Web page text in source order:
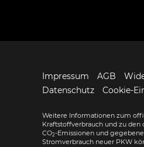
Impressum AGB
Datenschutz
Cookie-
Weitere Informationen zum
Kraftstoffverbrauch und zu
CO2-Emissionen und
Stromverbrauch neuer PKW